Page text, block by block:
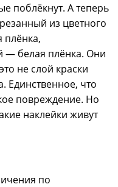
поблёкнут. А теперь
из цветного
плёнка,
— белая плёнка. Они
не слой краски
Единственное, что
повреждение. Но
наклейки живут
по